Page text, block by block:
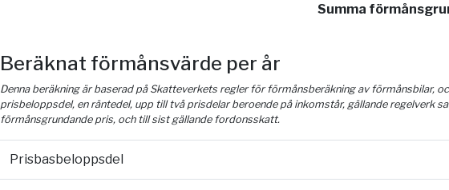
Summa
Beräknat förmånsvärde per år
Denna beräkning är baserad på Skatteverkets regler för förmånsberäkning av förmånsbilar,
prisbeloppsdel, en räntedel, upp till två prisdelar beroende på inkomstår, gällande regelverk
förmånsgrundande pris, och till sist gällande fordonsskatt.
Prisbasbeloppsdel